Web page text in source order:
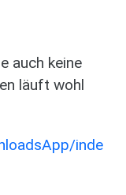
auch keine
läuft wohl
inde